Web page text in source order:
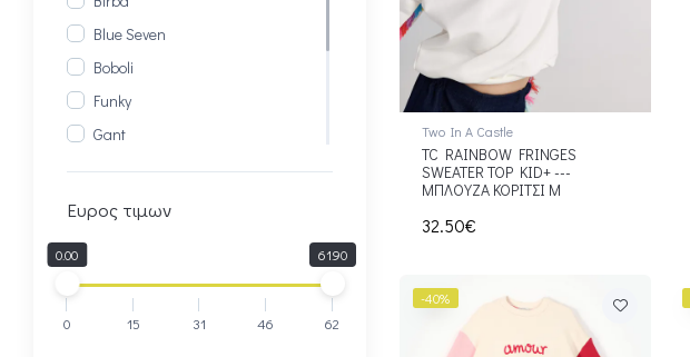
Blue Seven
Boboli
Funky
Gant
Stains & Stories
Yell-Oh
Ευρος τιμων
0.00 61.90
0 15 31 46 62
Two In A Castle
TC RAINBOW FRINGES
SWEATER TOP KID+ ---
ΜΠΛΟΥΖΑ ΚΟΡΙΤΣΙ Μ
32.50€
-40%